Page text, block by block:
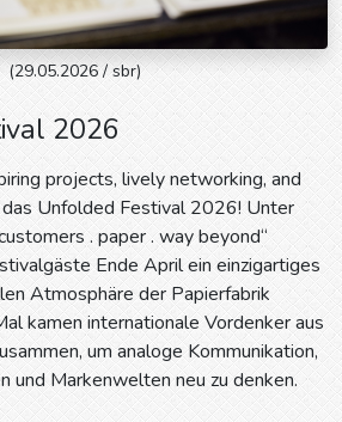
(29.05.2026 / sbr)
2026
projects, lively networking, and
Unfolded Festival 2026! Unter
. paper . way beyond“
Ende April ein einzigartiges
Atmosphäre der Papierfabrik
kamen internationale Vordenker aus
um analoge Kommunikation,
und Markenwelten neu zu denken.